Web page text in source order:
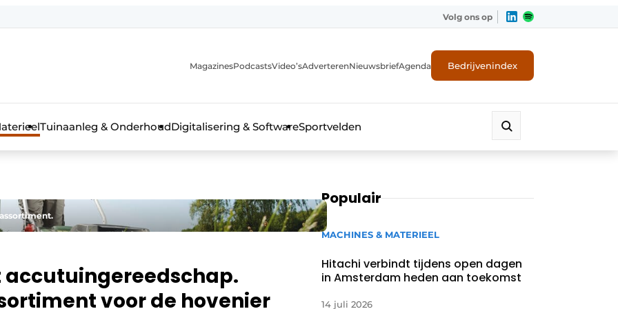
Volg ons op
MagazinesPodcastsVideo’sAdverterenNieuwsbriefAgenda Bedrijvenindex
Tuinaanleg & OnderhoudDigitalisering & SoftwareSportvelden
accutuingereedschap.
voor de hovenier
Populair
MACHINES & MATERIEEL
Hitachi verbindt tijdens open dagen
in Amsterdam heden aan toekomst
14 juli 2026